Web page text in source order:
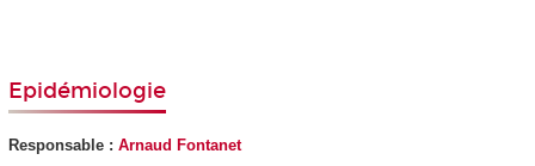
Epidémiologie
Responsable : Arnaud Fontanet